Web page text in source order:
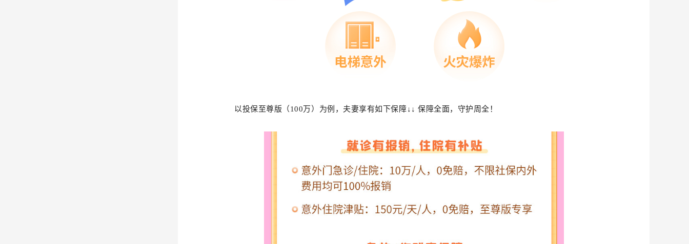
以投保至尊版（100万）为例，夫妻享有如下保障↓↓ 保障全面，守护周全！